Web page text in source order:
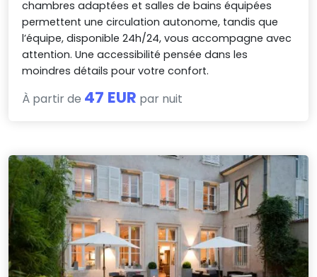
chambres adaptées et salles de bains équipées
permettent une circulation autonome, tandis que
l’équipe, disponible 24h/24, vous accompagne avec
attention. Une accessibilité pensée dans les
moindres détails pour votre confort.
À partir de 47 EUR par nuit